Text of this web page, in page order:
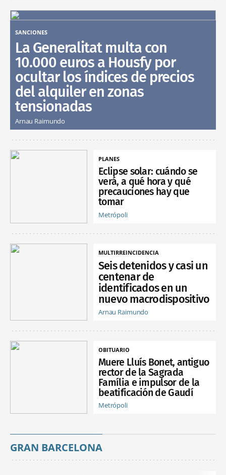
SANCIONES
La Generalitat multa con
10.000 euros a Housfy por
ocultar los índices de precios
del alquiler en zonas
tensionadas
Arnau Raimundo
PLANES
Eclipse solar: cuándo se
verá, a qué hora y qué
precauciones hay que
tomar
Metrópoli
MULTIRREINCIDENCIA
Seis detenidos y casi un
centenar de
identificados en un
nuevo macrodispositivo
Arnau Raimundo
OBITUARIO
Muere Lluís Bonet, antiguo
rector de la Sagrada
Família e impulsor de la
beatificación de Gaudí
Metrópoli
GRAN BARCELONA